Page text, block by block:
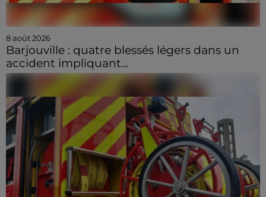
8 août 2026
Barjouville : quatre blessés légers dans un
accident impliquant...